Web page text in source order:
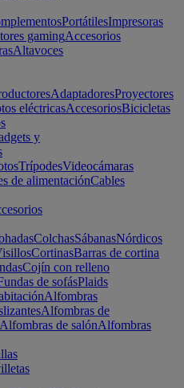
PortátilesImpresoras
gamingAccesorios
Altavoces
AdaptadoresProyectores
eléctricasAccesoriosBicicletas
y
TrípodesVideocámaras
de alimentaciónCables
ColchasSábanasNórdicos
CortinasBarras de cortina
Cojín con relleno
de sofásPlaids
Alfombras
Alfombras de
Alfombras de salónAlfombras